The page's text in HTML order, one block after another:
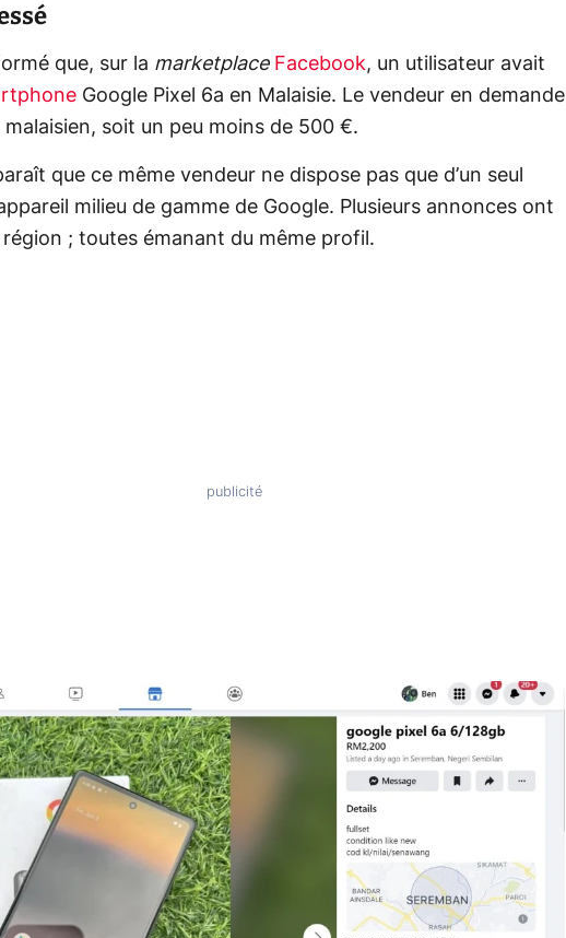
que, sur la marketplace Facebook, un utilisateur avait
Google Pixel 6a en Malaisie. Le vendeur en demande
soit un peu moins de 500 €.
que ce même vendeur ne dispose pas que d’un seul
milieu de gamme de Google. Plusieurs annonces ont
; toutes émanant du même profil.